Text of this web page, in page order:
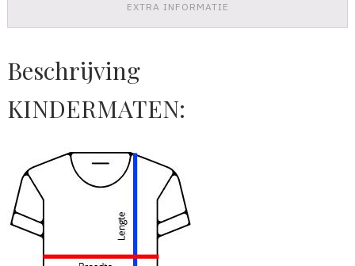
EXTRA INFORMATIE
Beschrijving
KINDERMATEN: